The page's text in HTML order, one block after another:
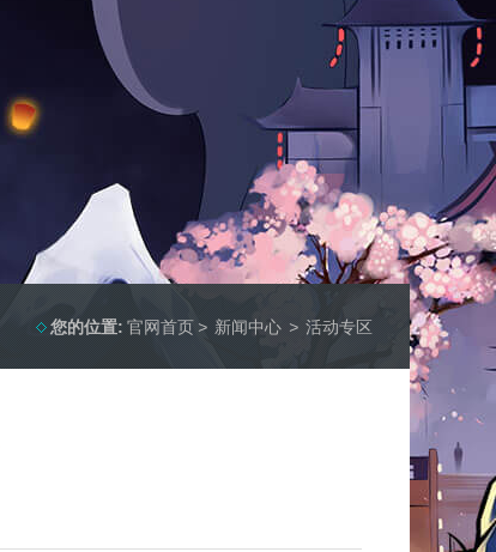
您的位置: 官网首页> 新闻中心 > 活动专区